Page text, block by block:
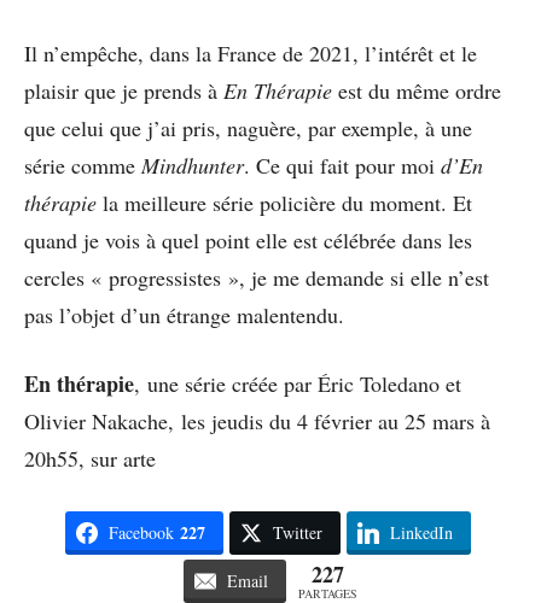
Il n’empêche, dans la France de 2021, l’intérêt et le
plaisir que je prends à En Thérapie est du même ordre
que celui que j’ai pris, naguère, par exemple, à une
série commeMindhunter. Ce qui fait pour moi d’En
thérapie la meilleure série policière du moment. Et
quand je vois à quel point elle est célébrée dans les
cercles « progressistes », je me demande si elle n’est
pas l’objet d’un étrange malentendu.
En thérapie, une série créée par Éric Toledano et
Olivier Nakache, les jeudis du 4 février au 25 mars à
20h55, sur arte
Facebook 227 Twitter LinkedIn
Email 227
PARTAGES